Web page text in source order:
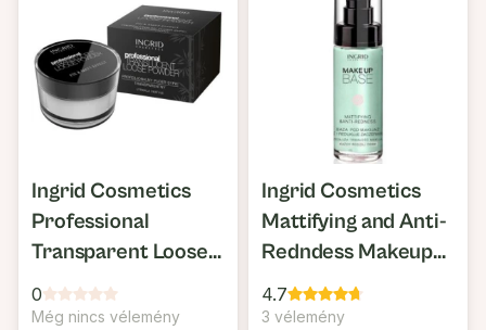
Ingrid Cosmetics
Professional
Transparent Loose
Powder
0
Még nincs vélemény
Ingrid Cosmetics
Mattifying and Anti-
Redndess Makeup
Base
4.7
3 vélemény